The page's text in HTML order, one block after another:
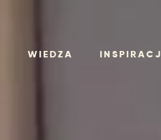
WIEDZA